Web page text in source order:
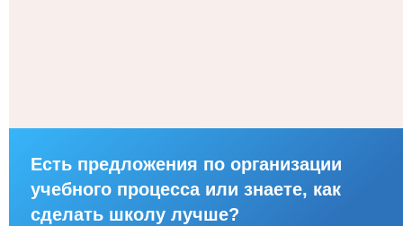
Есть предложения по организации
учебного процесса или знаете, как
сделать школу лучше?